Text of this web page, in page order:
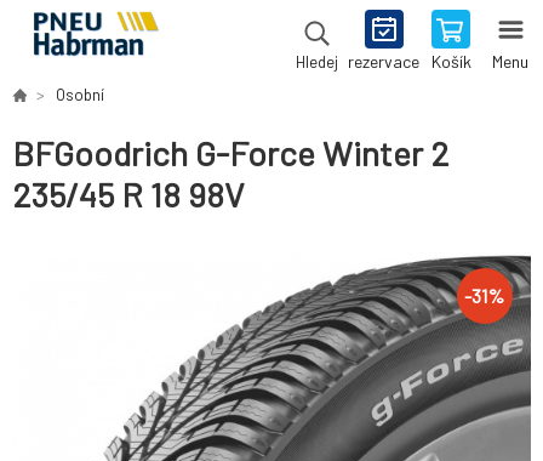
Hledej rezervace Košík Menu
Osobní
BFGoodrich G-Force Winter 2
235/45 R 18 98V
-31%